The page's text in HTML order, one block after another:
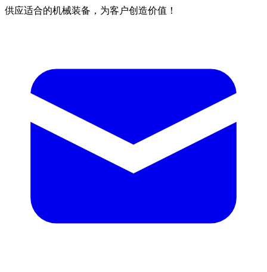
供应适合的机械装备，为客户创造价值！